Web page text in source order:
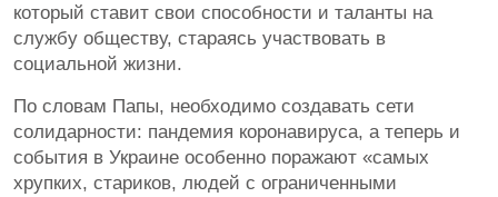
который ставит свои способности и таланты на
службу обществу, стараясь участвовать в
социальной жизни.
По словам Папы, необходимо создавать сети
солидарности: пандемия коронавируса, а теперь и
события в Украине особенно поражают «самых
хрупких, стариков, людей с ограниченными